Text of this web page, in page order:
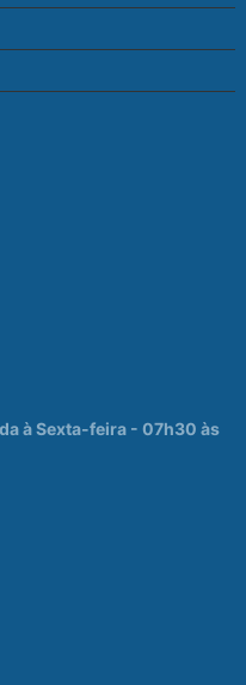
à Sexta-feira - 07h30 às